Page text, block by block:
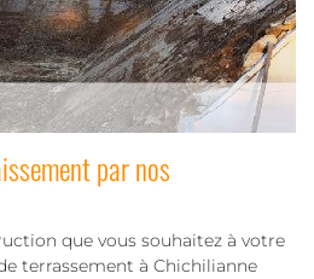
par nos
que vous souhaitez à votre
terrassement à Chichilianne